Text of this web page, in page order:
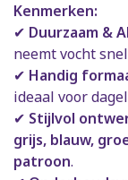
Kenmerken:
✔ Duurzaam &
neemt vocht
✔ Handig
ideaal voor
✔ Stijlvol
grijs, blauw,
patroon.